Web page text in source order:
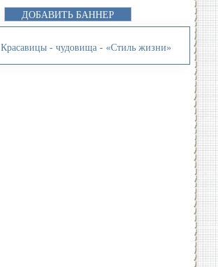
ДОБАВИТЬ БАННЕР
Красавицы - чудовища - «Стиль жизни»